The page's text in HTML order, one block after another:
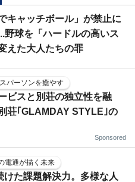
キャッチボール」が禁止に
野球を「ハードルの高いス
えた大人たちの罪
パーソンを癒やす
ビスと別荘の独立性を融
荘｢GLAMDAY STYLE｣の
Sponsored
電通が描く未来
けた課題解決力。多様な人